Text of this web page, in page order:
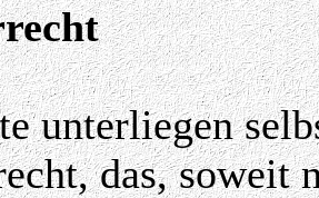
unterliegen
das, soweit